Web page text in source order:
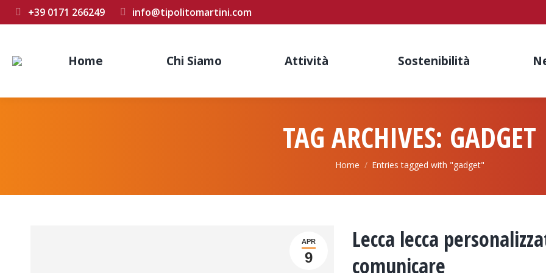
+39 0171 266249 info@tipolitomartini.com
Home Chi Siamo Attività Sostenibilità
TAG ARCHIVES: GADGET
You are here:
Home Entries tagged with "gadget"
APR
9
Lecca lecca
comunicare